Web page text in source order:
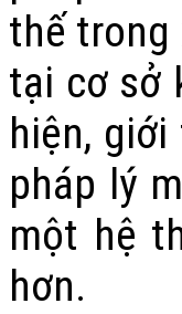
thế trong
tại cơ sở
hiện,
pháp lý
một hệ
hơn.